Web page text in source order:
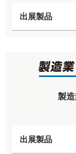
出展製品
製
出展製品